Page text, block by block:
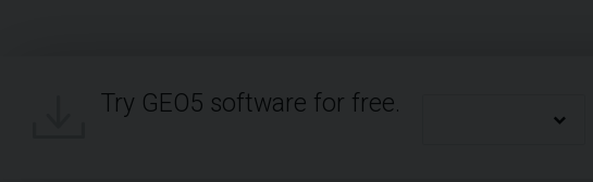
Try GEO5 software for free.